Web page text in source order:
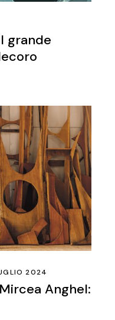
grande
2024
Anghel: